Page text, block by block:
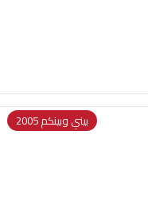
بيني وبينكم 2005